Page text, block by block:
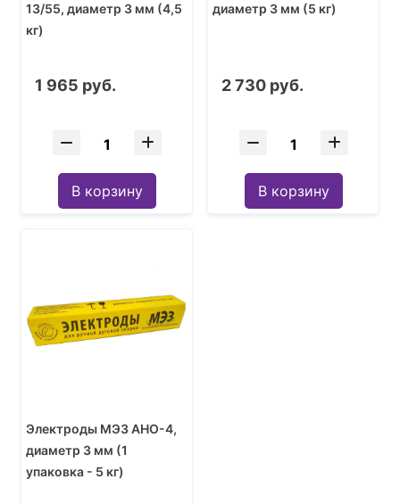
13/55, диаметр 3 мм (4,5
кг)
1 965 руб.
В корзину
диаметр 3 мм (5 кг)
2 730 руб.
В корзину
Электроды МЭЗ АНО-4,
диаметр 3 мм (1
упаковка - 5 кг)